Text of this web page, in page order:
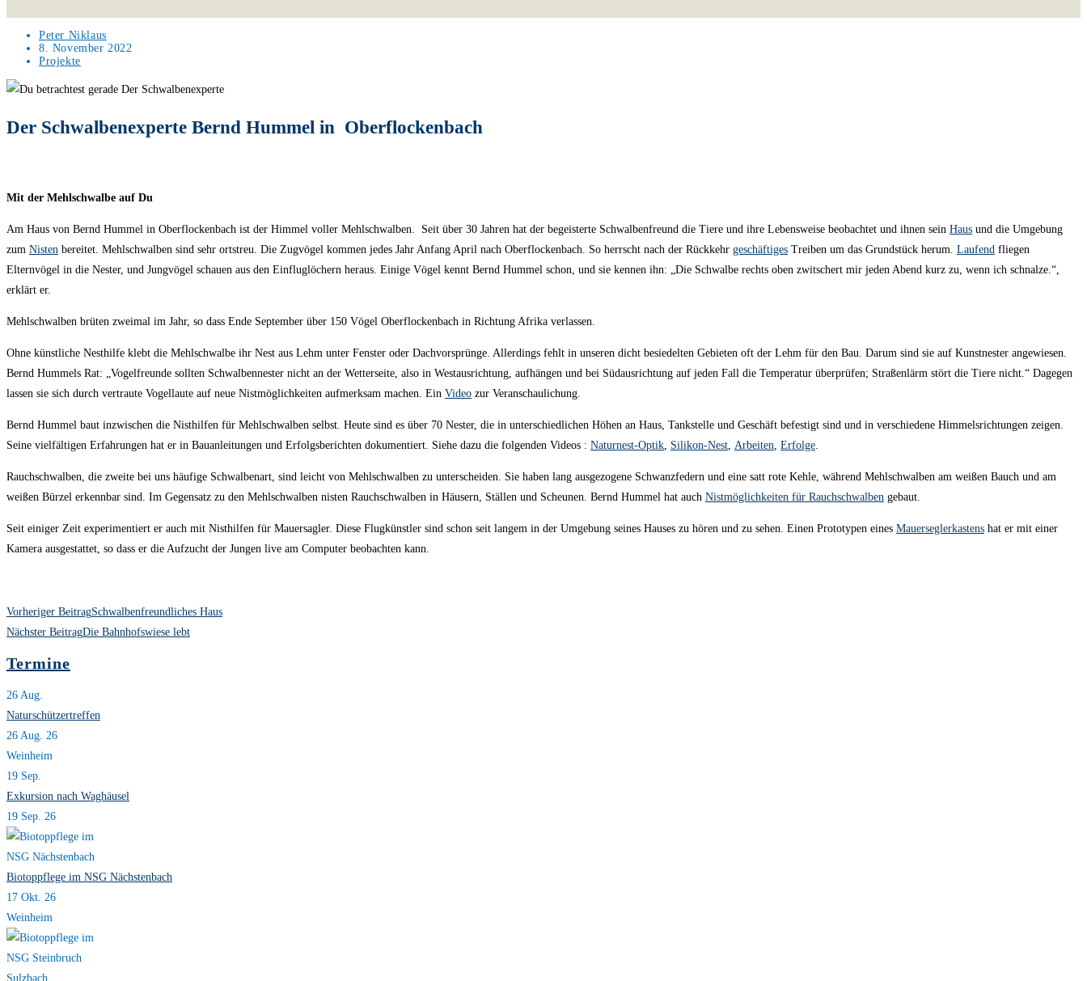
Beitrags-
Autor:
Peter Niklaus
Beitrag
veröffentlicht:
8. November 2022
Beitrags-
Projekte
Der Schwalbenexperte Bernd Hummel in Oberflockenbach
Mit der Mehlschwalbe auf Du
Am Haus von Bernd Hummel in Oberflockenbach ist der Himmel voller Mehlschwalben. Seit über 30 Jahren hat der begeisterte Schwalbenfreund die Tiere und ihre Lebensweise beobachtet und ihnen sein Haus und die Umgebung
zum Nisten bereitet. Mehlschwalben sind sehr ortstreu. Die Zugvögel kommen jedes Jahr Anfang April nach Oberflockenbach. So herrscht nach der Rückkehr geschäftiges Treiben um das Grundstück herum. Laufend fliegen
Elternvögel in die Nester, und Jungvögel schauen aus den Einfluglöchern heraus. Einige Vögel kennt Bernd Hummel schon, und sie kennen ihn: „Die Schwalbe rechts oben zwitschert mir jeden Abend kurz zu, wenn ich schnalze.“,
erklärt er.
Mehlschwalben brüten zweimal im Jahr, so dass Ende September über 150 Vögel Oberflockenbach in Richtung Afrika verlassen.
Ohne künstliche Nesthilfe klebt die Mehlschwalbe ihr Nest aus Lehm unter Fenster oder Dachvorsprünge. Allerdings fehlt in unseren dicht besiedelten Gebieten oft der Lehm für den Bau. Darum sind sie auf Kunstnester angewiesen.
Bernd Hummels Rat: „Vogelfreunde sollten Schwalbennester nicht an der Wetterseite, also in Westausrichtung, aufhängen und bei Südausrichtung auf jeden Fall die Temperatur überprüfen; Straßenlärm stört die Tiere nicht.“ Dagegen
lassen sie sich durch vertraute Vogellaute auf neue Nistmöglichkeiten aufmerksam machen. Ein Video zur Veranschaulichung.
Bernd Hummel baut inzwischen die Nisthilfen für Mehlschwalben selbst. Heute sind es über 70 Nester, die in unterschiedlichen Höhen an Haus, Tankstelle und Geschäft befestigt sind und in verschiedene Himmelsrichtungen zeigen.
Seine vielfältigen Erfahrungen hat er in Bauanleitungen und Erfolgsberichten dokumentiert. Siehe dazu die folgenden Videos : Naturnest-Optik Silikon-Nest Arbeiten Erfolge
Rauchschwalben, die zweite bei uns häufige Schwalbenart, sind leicht von Mehlschwalben zu unterscheiden. Sie haben lang ausgezogene Schwanzfedern und eine satt rote Kehle, während Mehlschwalben am weißen Bauch und am
weißen Bürzel erkennbar sind. Im Gegensatz zu den Mehlschwalben nisten Rauchschwalben in Häusern, Ställen und Scheunen. Bernd Hummel hat auch Nistmöglichkeiten für Rauchschwalben gebaut.
Seit einiger Zeit experimentiert er auch mit Nisthilfen für Mauersagler. Diese Flugkünstler sind schon seit langem in der Umgebung seines Hauses zu hören und zu sehen. Einen Prototypen eines Mauerseglerkastens hat er mit einer
Kamera ausgestattet, so dass er die Aufzucht der Jungen live am Computer beobachten kann.
Weitere
Artikel
ansehen
Vorheriger BeitragSchwalbenfreundliches Haus
Nächster BeitragDie Bahnhofswiese lebt
Termine
26 Aug.
Naturschützertreffen
26 Aug. 26
Weinheim
19 Sep.
Exkursion nach Waghäusel
19 Sep. 26
Biotoppflege im NSG Nächstenbach
17 Okt. 26
Weinheim